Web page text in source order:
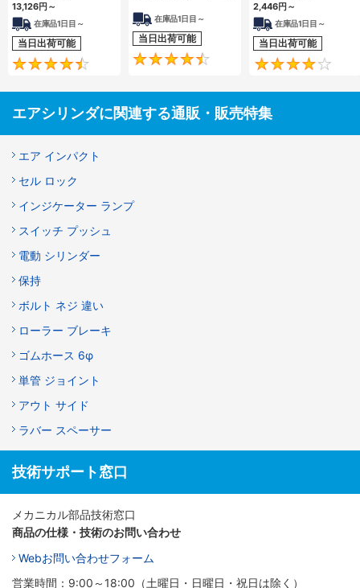
13,126円 ～
在庫品1日目～
当日出荷可能
4.6
在庫品1日目～
当日出荷可能
4.5
2,446円 ～
在庫品1日目～
当日出荷可能
エアシリンダに関連する通販・販売特集
エア インパクト
セル ロック
インジケーター ランプ
スイッチ プッシュ
電動 シリンダー
保持
ボルト ネジ 違い
ローラー ブレーキ
ゴムホース 6φ
単管 ジョイント
アウト サイド
ラバー スペーサー
技術サポート窓口
メカニカル部品技術窓口
商品の仕様・技術のお問い合わせ
Webお問い合わせフォーム
営業時間：9:00～18:00（土曜日・日曜日・祝日は除く）